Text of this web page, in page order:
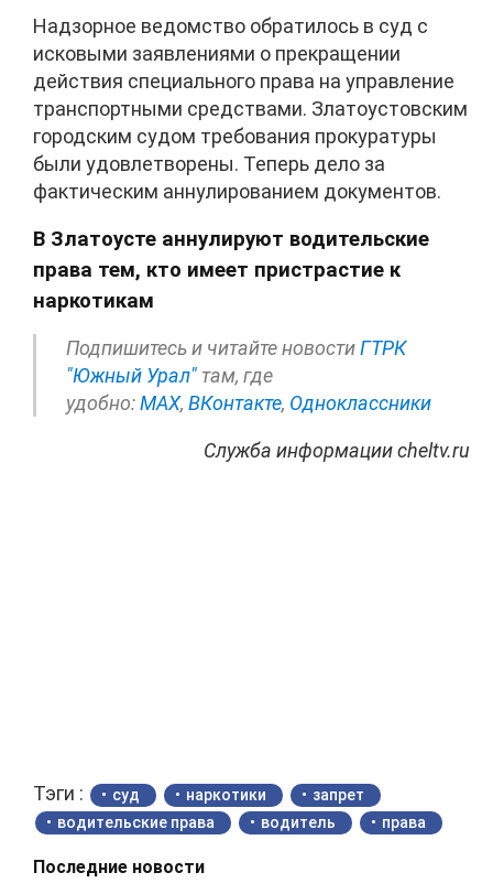
Надзорное ведомство обратилось в суд с
исковыми заявлениями о прекращении
действия специального права на управление
транспортными средствами. Златоустовским
городским судом требования прокуратуры
были удовлетворены. Теперь дело за
фактическим аннулированием документов.
В Златоусте аннулируют водительские
права тем, кто имеет пристрастие к
наркотикам
Подпишитесь и читайте новостиГТРК
"Южный Урал" там, где
удобно:МАХ, ВКонтакте, Одноклассники
Служба информации cheltv.ru
Тэги : суд наркотики
запрет
водительские права
водитель права
Последние новости